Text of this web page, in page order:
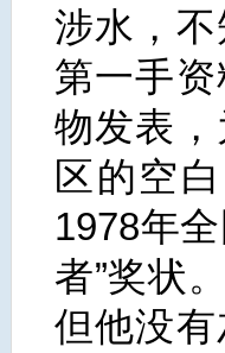
涉水，
第一手
物发表
区的空
1978年
者”奖状
但他没